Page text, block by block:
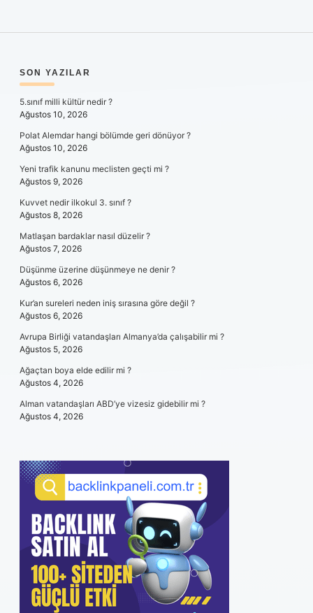
SIDEBAR
SON YAZILAR
5.sınıf milli kültür nedir ?
Ağustos 10, 2026
Polat Alemdar hangi bölümde geri dönüyor ?
Ağustos 10, 2026
Yeni trafik kanunu meclisten geçti mi ?
Ağustos 9, 2026
Kuvvet nedir ilkokul 3. sınıf ?
Ağustos 8, 2026
Matlaşan bardaklar nasıl düzelir ?
Ağustos 7, 2026
Düşünme üzerine düşünmeye ne denir ?
Ağustos 6, 2026
Kur’an sureleri neden iniş sırasına göre değil ?
Ağustos 6, 2026
Avrupa Birliği vatandaşları Almanya’da çalışabilir mi ?
Ağustos 5, 2026
Ağaçtan boya elde edilir mi ?
Ağustos 4, 2026
Alman vatandaşları ABD’ye vizesiz gidebilir mi ?
Ağustos 4, 2026